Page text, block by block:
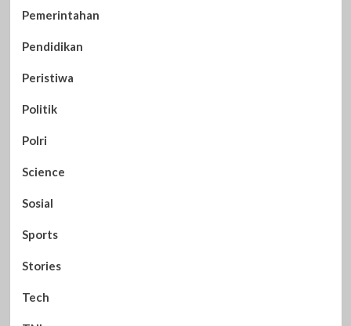
Pemerintahan
Pendidikan
Peristiwa
Politik
Polri
Science
Sosial
Sports
Stories
Tech